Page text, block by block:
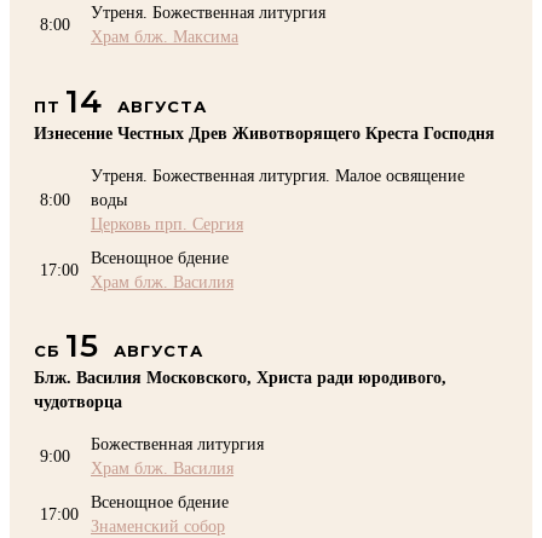
8:00
Утреня. Божественная литургия
Храм блж. Максима
ПТ 14
АВГУСТА
Изнесение Честных Древ Животворящего Креста Господня
8:00
Утреня. Божественная литургия. Малое освящение
воды
Церковь прп. Сергия
17:00
Всенощное бдение
Храм блж. Василия
СБ 15
АВГУСТА
Блж. Василия Московского, Христа ради юродивого,
чудотворца
9:00
Божественная литургия
Храм блж. Василия
17:00
Всенощное бдение
Знаменский собор